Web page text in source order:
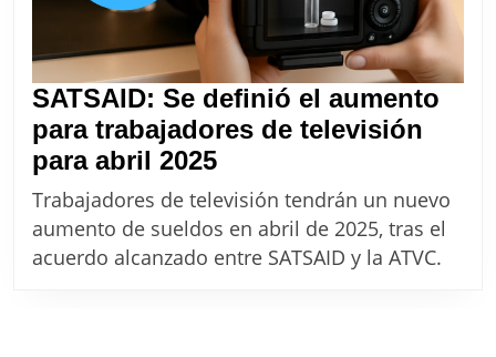
SATSAID: Se definió el aumento
para trabajadores de televisión
para abril 2025SATSAID:
Se
definió
el
Trabajadores de televisión tendrán un nuevo
aumento de sueldos en abril de 2025, tras el
acuerdo alcanzado entre SATSAID y la ATVC.